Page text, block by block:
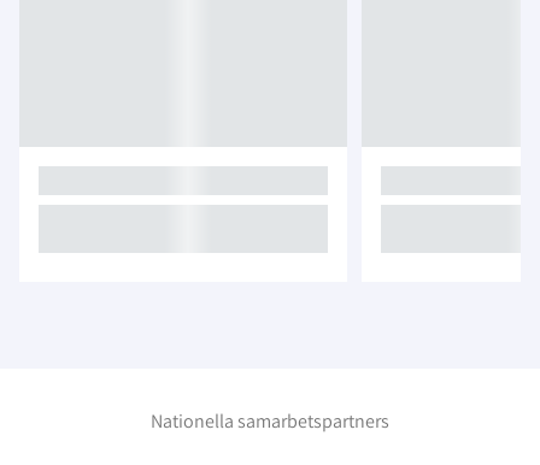
Nationella samarbetspartners